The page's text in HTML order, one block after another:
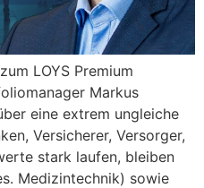
LOYS Premium
Markus
eine extrem ungleiche
Versicherer, Versorger,
stark laufen, bleiben
Medizintechnik) sowie